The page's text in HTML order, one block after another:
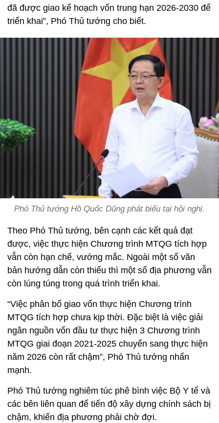
đã được giao kế hoạch vốn trung hạn 2026-2030 để
triển khai”, Phó Thủ tướng cho biết.
Phó Thủ tướng Hồ Quốc Dũng phát biểu tại hội nghị.
Theo Phó Thủ tướng, bên cạnh các kết quả đạt
được, việc thực hiện Chương trình MTQG tích hợp
vẫn còn hạn chế, vướng mắc. Ngoài một số văn
bản hướng dẫn còn thiếu thì một số địa phương vẫn
còn lúng túng trong quá trình triển khai.
“Việc phân bổ giao vốn thực hiện Chương trình
MTQG tích hợp chưa kịp thời. Đặc biệt là việc giải
ngân nguồn vốn đầu tư thực hiện 3 Chương trình
MTQG giai đoạn 2021-2025 chuyển sang thực hiện
năm 2026 còn rất chậm”, Phó Thủ tướng nhấn
mạnh.
Phó Thủ tướng nghiêm túc phê bình việc Bộ Y tế và
các bên liên quan để tiến độ xây dựng chính sách bị
chậm, khiến địa phương phải chờ đợi.